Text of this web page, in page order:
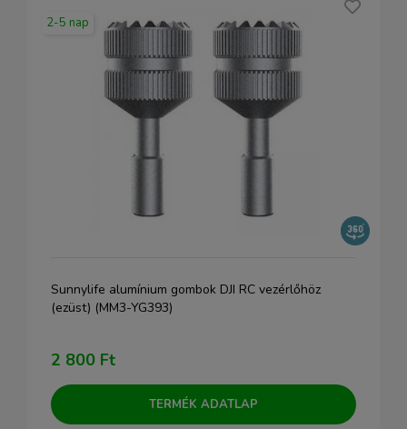
2-5 nap
Sunnylife alumínium gombok DJI RC vezérlőhöz
(ezüst) (MM3-YG393)
2 800 Ft
TERMÉK ADATLAP